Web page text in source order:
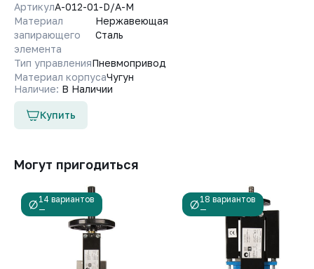
АртикулA-012-01-D/A-M
Материал
запирающего
элемента
Нержавеющая
Сталь
Тип управленияПневмопривод
Материал корпусаЧугун
Наличие: В Наличии
Купить
Могут пригодиться
14 вариантов
—
18 вариантов
—